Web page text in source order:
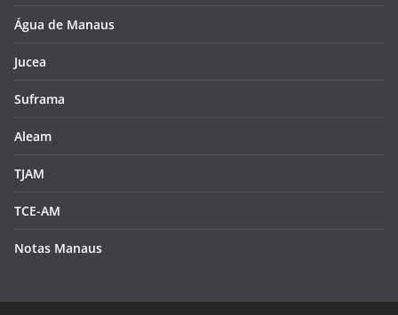
Água de Manaus
Jucea
Suframa
Aleam
TJAM
TCE-AM
Notas Manaus